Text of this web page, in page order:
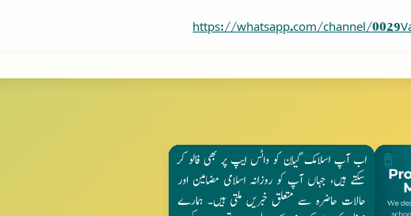
https://whatsapp.com/channel/